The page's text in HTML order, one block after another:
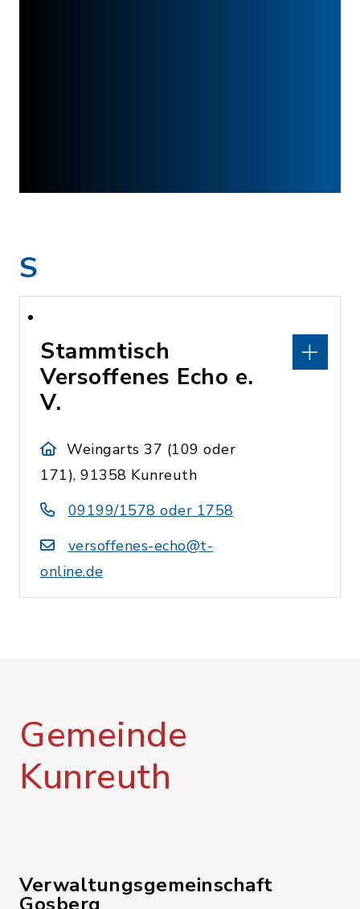
S
Stammtisch
Versoffenes Echo e.
V.
Weingarts 37 (109 oder
171), 91358 Kunreuth
09199/1578 oder 1758
versoffenes-echo@t-
online.de
Gemeinde
Kunreuth
Verwaltungsgemeinschaft